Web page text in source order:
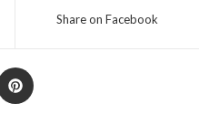
Share on Facebook